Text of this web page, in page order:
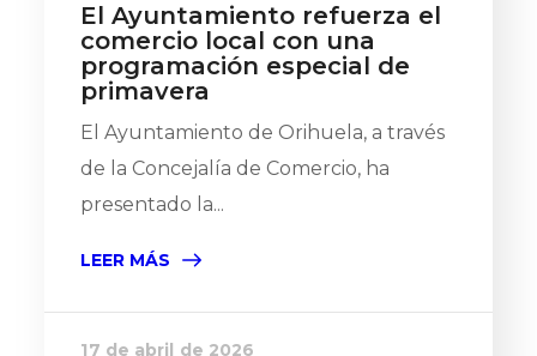
El Ayuntamiento refuerza el
comercio local con una
programación especial de
primavera
El Ayuntamiento de Orihuela, a través
de la Concejalía de Comercio, ha
presentado la...
LEER MÁS
17 de abril de 2026